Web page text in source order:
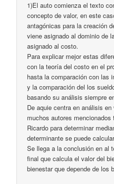
1)El auto comienza el texto
concepto de valor, en este
antagónicas para la creación
viene asignado al dominio de
asignado al costo.
Para explicar mejor estas
con la teoría del costo en el
hasta la comparación con las
y la comparación del los
basando su análisis siempre
De aquie centra en análisis
muchos autores
Ricardo para determinar
determinante se puede
Se llega a la conclusión en al
final que calcula el valor del
bienestar que depende de los